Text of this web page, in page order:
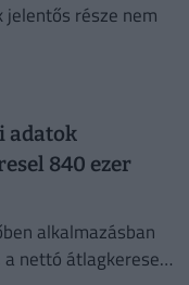
része nem
adatok
840 ezer
alkalmazásban
nettó átlagkereset